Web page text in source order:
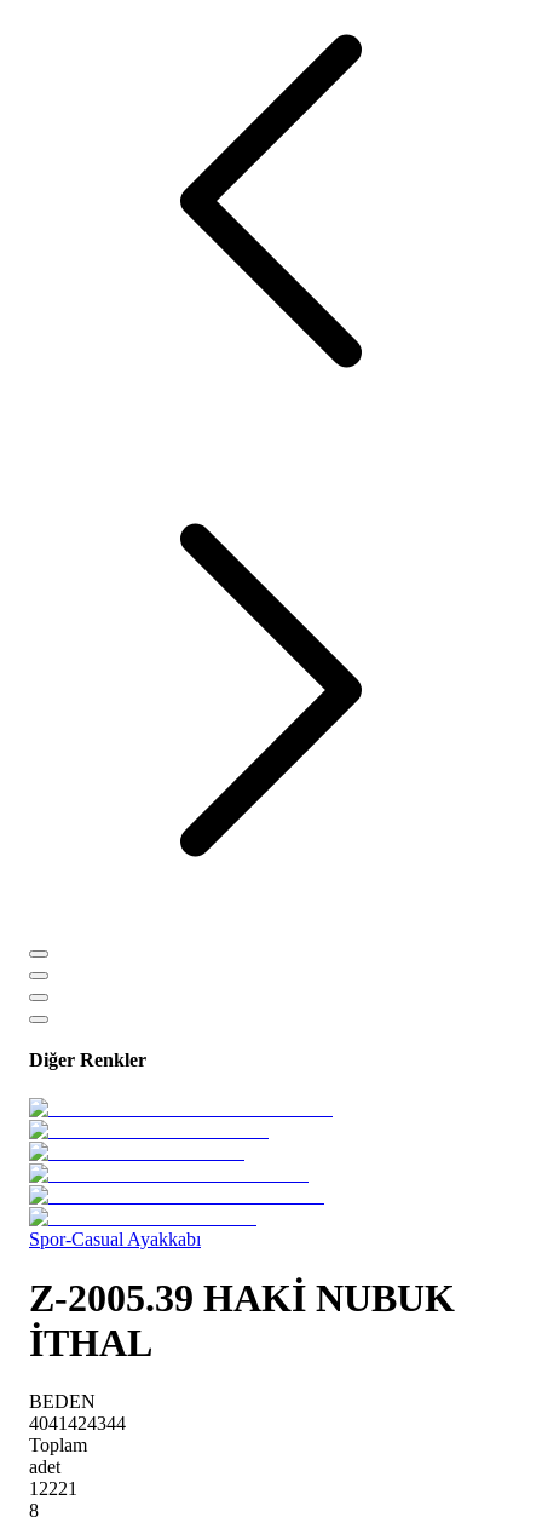
Diğer Renkler
Spor-Casual Ayakkabı
Z-2005.39 HAKİ NUBUK
İTHAL
BEDEN
4041424344
Toplam
adet
12221
8